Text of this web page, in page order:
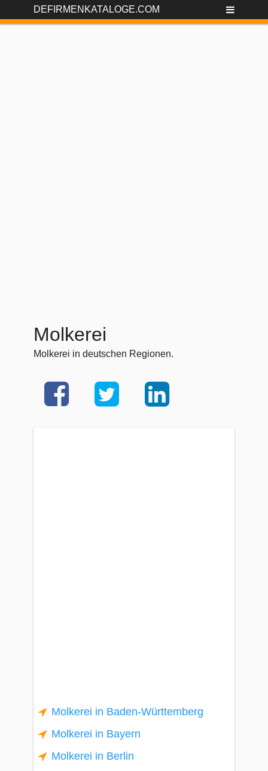
DEFIRMENKATALOGE.COM
Molkerei
Molkerei in deutschen Regionen.
Molkerei in Baden-Württemberg
Molkerei in Bayern
Molkerei in Berlin